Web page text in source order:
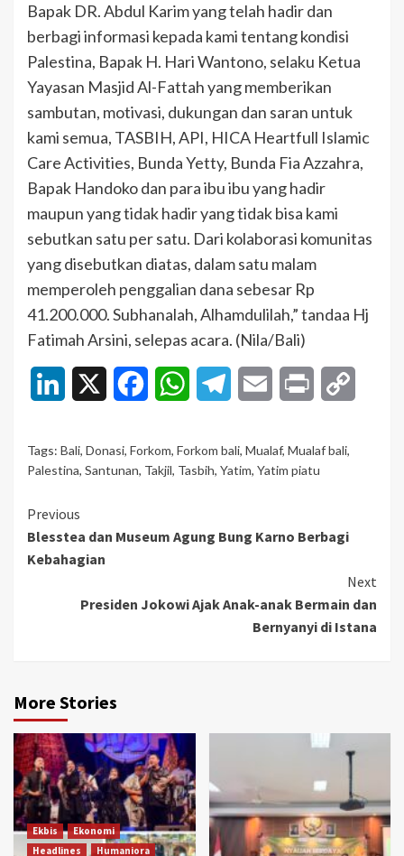
Bapak DR. Abdul Karim yang telah hadir dan
berbagi informasi kepada kami tentang kondisi
Palestina, Bapak H. Hari Wantono, selaku Ketua
Yayasan Masjid Al-Fattah yang memberikan
sambutan, motivasi, dukungan dan saran untuk
kami semua, TASBIH, API, HICA Heartfull Islamic
Care Activities, Bunda Yetty, Bunda Fia Azzahra,
Bapak Handoko dan para ibu ibu yang hadir
maupun yang tidak hadir yang tidak bisa kami
sebutkan satu per satu. Dari kolaborasi komunitas
yang disebutkan diatas, dalam satu malam
memperoleh penggalian dana sebesar Rp
41.200.000. Subhanalah, Alhamdulilah,” tandaa Hj
Fatimah Arsini, selepas acara. (Nila/Bali)
LinkedIn FacebookWhatsAppTelegramEmail Print
Tags: Bali, Donasi, Forkom, Forkom bali, Mualaf, Mualaf bali,
Palestina, Santunan, Takjil, Tasbih, Yatim, Yatim piatu
Continue
Reading
Previous
Blesstea dan Museum Agung Bung Karno Berbagi
Kebahagian
Next
Presiden Jokowi Ajak Anak-anak Bermain dan
Bernyanyi di Istana
More Stories
Ekbis
Ekonomi
Headlines
Humaniora